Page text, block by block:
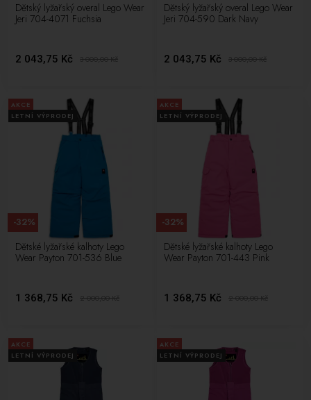
Dětský lyžařský overal Lego Wear
Jeri 704-4071 Fuchsia
2 043,75 Kč 3 000,00Kč
Dětský lyžařský overal Lego Wear
Jeri 704-590 Dark Navy
2 043,75 Kč 3 000,00Kč
AKCE
LETNÍ VÝPRODEJ
Dětské lyžařské kalhoty Lego
Wear Payton 701-536 Blue
1 368,75 Kč 2 000,00Kč
-32%
AKCE
LETNÍ VÝPRODEJ
Dětské lyžařské kalhoty Lego
Wear Payton 701-443 Pink
1 368,75 Kč 2 000,00Kč
-32%
AKCE
LETNÍ VÝPRODEJ
AKCE
LETNÍ VÝPRODEJ